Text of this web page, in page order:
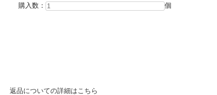
購入数： 個
返品についての詳細はこちら